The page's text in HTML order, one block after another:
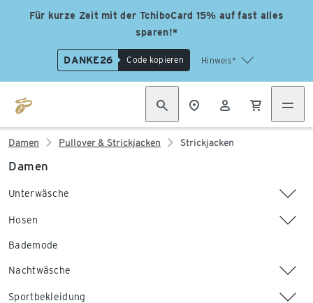
Für kurze Zeit mit der TchiboCard 15% auf fast alles
sparen!*
DANKE26 Code kopieren Hinweis*
Damen Pullover & Strickjacken Strickjacken
Damen
Unterwäsche
Hosen
Bademode
Nachtwäsche
Sportbekleidung